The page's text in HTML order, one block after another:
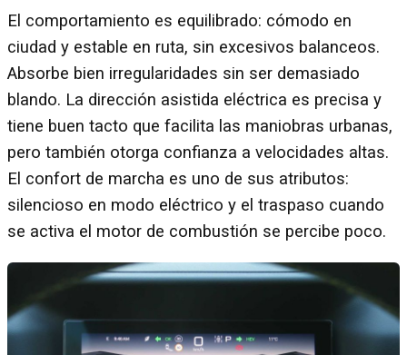
El comportamiento es equilibrado: cómodo en
ciudad y estable en ruta, sin excesivos balanceos.
Absorbe bien irregularidades sin ser demasiado
blando. La dirección asistida eléctrica es precisa y
tiene buen tacto que facilita las maniobras urbanas,
pero también otorga confianza a velocidades altas.
El confort de marcha es uno de sus atributos:
silencioso en modo eléctrico y el traspaso cuando
se activa el motor de combustión se percibe poco.